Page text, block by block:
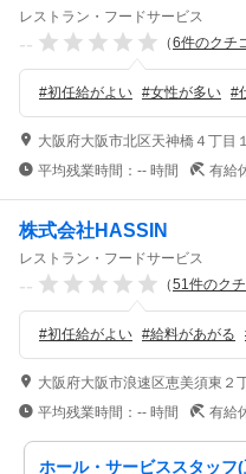
レストラン・フードサービス
-- （6件のクチ
#初任給がよい #女性が多い #
大阪府大阪市北区天神橋４丁目
平均残業時間： -- 時間 有給
株式会社HASSIN
レストラン・フードサービス
-- （51件のクチ
#初任給がよい #給料があがる
大阪府大阪市浪速区恵美須東２
平均残業時間： -- 時間 有給
ホール・サービススタッフ